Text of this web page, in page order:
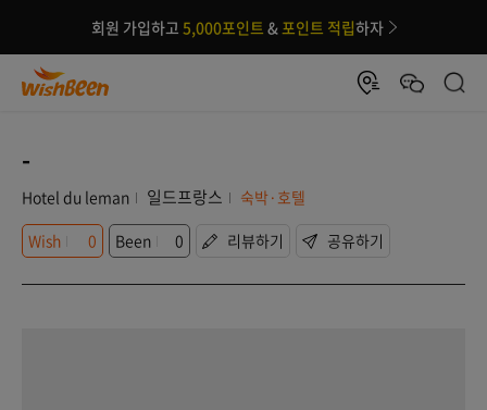
회원 가입하고 5,000포인트 &포인트 적립하자
-
Hotel du leman 일드프랑스
숙박·호텔
Wish
0 Been 0 리뷰하기 공유하기